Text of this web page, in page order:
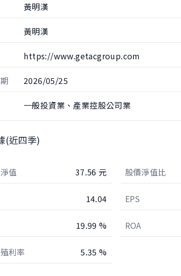
黃明漢
黃明漢
https://www.getacgroup.com
2026/05/25
一般投資業、產業控股公司業
(近四季)
值 37.56 元 股價淨值比
14.04 EPS
19.99 % ROA
利率 5.35 %